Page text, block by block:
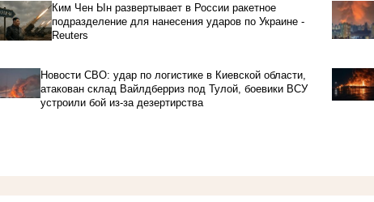
Ким Чен Ын развертывает в России ракетное
подразделение для нанесения ударов по Украине -
Reuters
Новости СВО: удар по логистике в Киевской области,
атакован склад Вайлдберриз под Тулой, боевики ВСУ
устроили бой из-за дезертирства